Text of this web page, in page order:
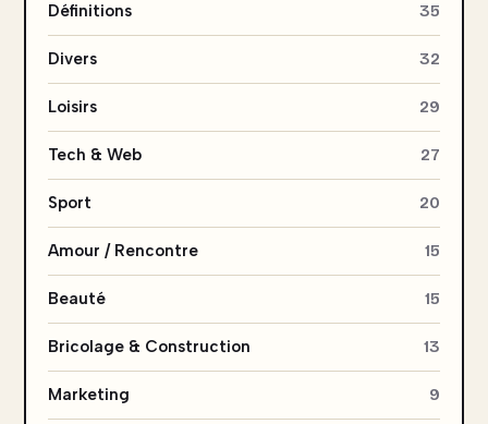
Définitions 35
Divers 32
Loisirs 29
Tech & Web 27
Sport 20
Amour / Rencontre 15
Beauté 15
Bricolage & Construction 13
Marketing 9